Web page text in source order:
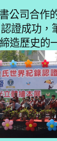
公司合作
證成功，
造歷史的